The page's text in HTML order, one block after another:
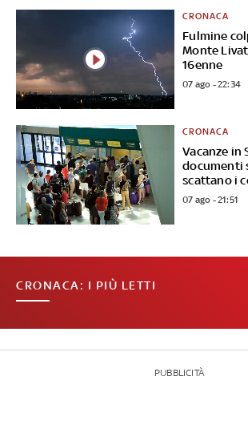
Fulmine
Monte
16enne
CRONACA
07 ago - 22:34
Vacanze in
documenti
scattano i
CRONACA
07 ago - 21:51
CRONACA: I PIÙ LETTI
PUBBLICITÀ